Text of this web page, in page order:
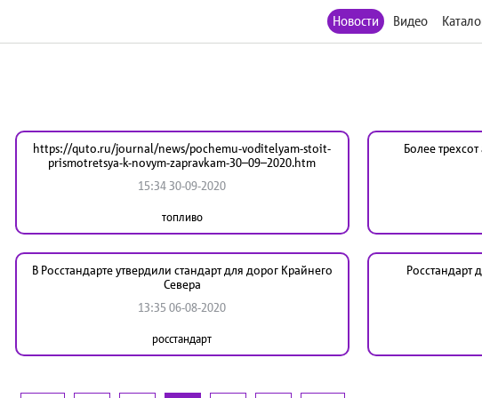
Новости Видео
https://quto.ru/journal/news/pochemu-voditelyam-stoit-
prismotretsya-k-novym-zapravkam-30–09–2020.htm
15:34 30-09-2020
топливо
Более
В Росстандарте утвердили стандарт для дорог Крайнего
Севера
13:35 06-08-2020
росстандарт
Росстандарт